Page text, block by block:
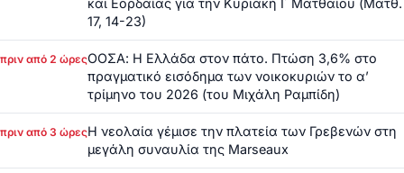
και Εορδαίας για την Κυριακή Ι΄ Ματθαίου (Ματθ.
17, 14-23)
πριν από 2 ώρεςΟΟΣΑ: Η Ελλάδα στον πάτο. Πτώση 3,6% στο
πραγματικό εισόδημα των νοικοκυριών το α’
τρίμηνο του 2026 (του Μιχάλη Ραμπίδη)
πριν από 3 ώρεςΗ νεολαία γέμισε την πλατεία των Γρεβενών στη
μεγάλη συναυλία της Marseaux